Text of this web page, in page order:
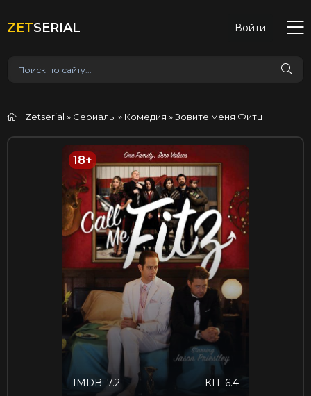
ZETSERIAL Войти
Zetserial » Сериалы » Комедия » Зовите меня Фитц
18+
КП: 6.4
IMDB: 7.2